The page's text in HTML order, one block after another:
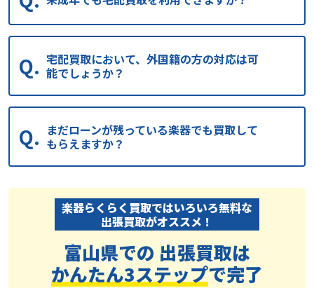
宅配買取において、外国籍の方の対応は可
能でしょうか？
まだローンが残っている楽器でも買取して
もらえますか？
楽器らくらく買取ではいろいろ無料な
出張買取がオススメ！
富山県での 出張買取は
かんたん3ステップで完了